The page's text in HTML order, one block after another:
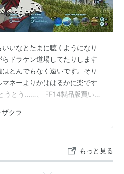
いなとたまに聴くようになり
らドラケン道場してたりします
とんでもなく遠いです。そり
ネーよりかははるかに楽です
うとう……、 FF14製品版買いま
プレイヤー同士でアイテムを
イナー（所持品を預かってく
杯になっていたんですよね。
きな自分には、マーケット機
ザクラ
もっと見る